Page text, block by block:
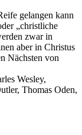
gelangen kann
„christliche
zwar in
aber in Christus
Nächsten von
Wesley,
Thomas Oden,